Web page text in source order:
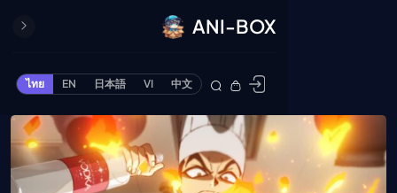
ข้ามไปยังเนื้อหา
ANI-BOX
ไทย EN 日本語 VI 中文
ปิด
ONE PIECE
Cardgame
Cardlist
Collection
Deck Builder